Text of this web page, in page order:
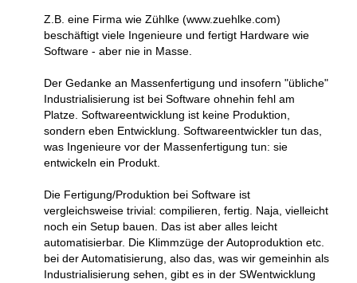
Z.B. eine Firma wie Zühlke (www.zuehlke.com)
beschäftigt viele Ingenieure und fertigt Hardware wie
Software - aber nie in Masse.
Der Gedanke an Massenfertigung und insofern "übliche"
Industrialisierung ist bei Software ohnehin fehl am
Platze. Softwareentwicklung ist keine Produktion,
sondern eben Entwicklung. Softwareentwickler tun das,
was Ingenieure vor der Massenfertigung tun: sie
entwickeln ein Produkt.
Die Fertigung/Produktion bei Software ist
vergleichsweise trivial: compilieren, fertig. Naja, vielleicht
noch ein Setup bauen. Das ist aber alles leicht
automatisierbar. Die Klimmzüge der Autoproduktion etc.
bei der Automatisierung, also das, was wir gemeinhin als
Industrialisierung sehen, gibt es in der SWentwicklung